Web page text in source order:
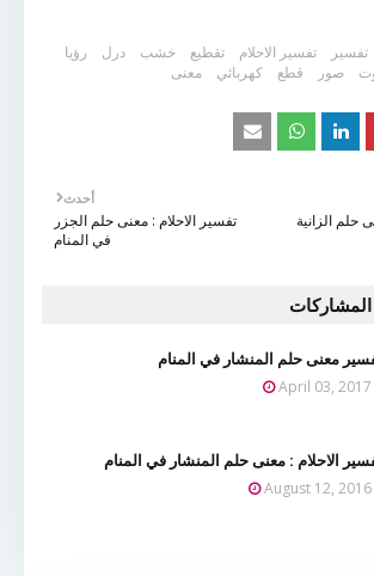
تفسير تفسير الاحلام تقطيع خشب درل
رؤيا
صور قطع كهربائي معنى
أحدث
تفسير الاحلام : معنى حلم الجزر
في المنام
حلم الزانية
معنى حلم المنشار في المنام
April 03, 2017
الاحلام : معنى حلم المنشار في المنام
August 12, 2016